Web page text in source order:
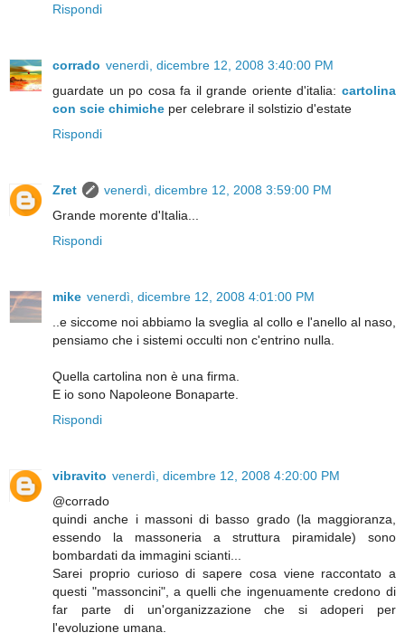
Rispondi
corrado venerdì, dicembre 12, 2008 3:40:00 PM
guardate un po cosa fa il grande oriente d'italia: cartolina
con scie chimiche per celebrare il solstizio d'estate
Rispondi
Zret
venerdì, dicembre 12, 2008 3:59:00 PM
Grande morente d'Italia...
Rispondi
mike venerdì, dicembre 12, 2008 4:01:00 PM
..e siccome noi abbiamo la sveglia al collo e l'anello al naso,
pensiamo che i sistemi occulti non c'entrino nulla.
Quella cartolina non è una firma.
E io sono Napoleone Bonaparte.
Rispondi
vibravito venerdì, dicembre 12, 2008 4:20:00 PM
@corrado
quindi anche i massoni di basso grado (la maggioranza,
essendo la massoneria a struttura piramidale) sono
bombardati da immagini scianti...
Sarei proprio curioso di sapere cosa viene raccontato a
questi "massoncini", a quelli che ingenuamente credono di
far parte di un'organizzazione che si adoperi per
l'evoluzione umana.